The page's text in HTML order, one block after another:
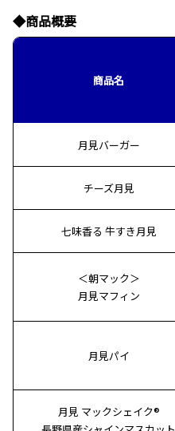
◆商品概要
商品名
月見バーガー
チーズ月見
七味香る 牛すき月見
＜朝マック＞
月見マフィン
月見パイ
月見 マックシェイク®